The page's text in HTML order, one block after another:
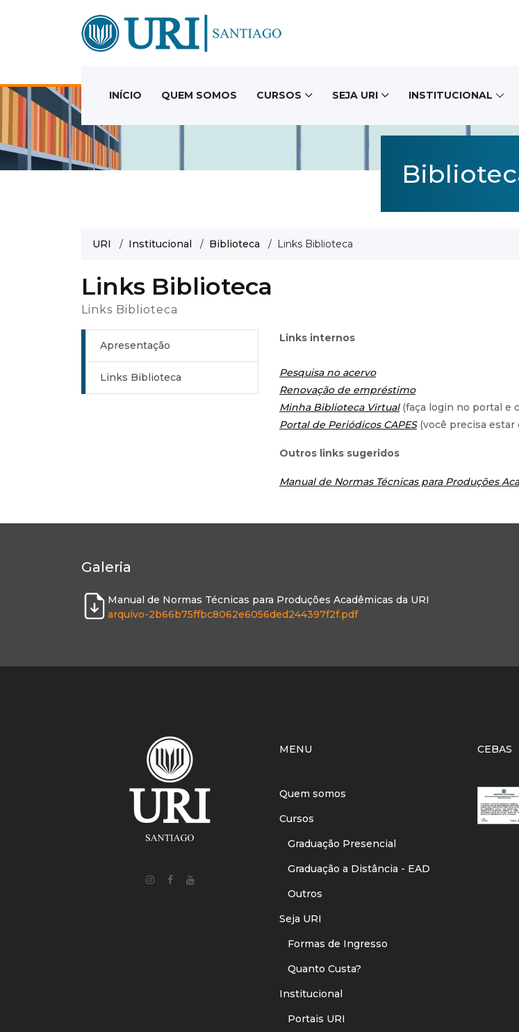
INÍCIO QUEM SOMOS CURSOS SEJA URI INSTITUCIONAL
URI / Institucional / Biblioteca / Links Biblioteca
Links Biblioteca
Links Biblioteca
Apresentação
Links Biblioteca
Links internos
Pesquisa no acervo
Renovação de empréstimo
Minha Biblioteca Virtual(faça login no portal e
Portal de Periódicos CAPES(você precisa estar
Outros links sugeridos
Manual de Normas Técnicas para Produções
Galeria
Manual de Normas Técnicas para Produções Acadêmicas da URI
arquivo-2b66b75ffbc8062e6056ded244397f2f.pdf
MENU
Quem somos
Cursos
Graduação Presencial
Graduação a Distância - EAD
Outros
Seja URI
Formas de Ingresso
Quanto Custa?
Institucional
Portais URI
CEBAS